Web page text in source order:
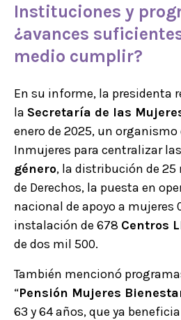
Instituciones y
¿avances
medio cumplir?
En su informe, la presidenta
la Secretaría de las
enero de 2025, un
Inmujeres para centralizar las
género, la distribución de
de Derechos, la puesta en
nacional de apoyo a mujeres
instalación de 678 Centros
de dos mil 500.
También mencionó
“Pensión Mujeres
63 y 64 años, que ya